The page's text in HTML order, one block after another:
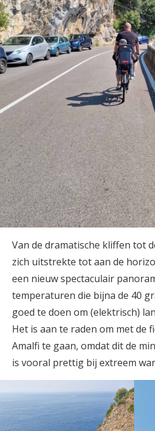
Van de dramatische kliffen tot
zich uitstrekte tot aan de
een nieuw spectaculair
temperaturen die bijna de 40
goed te doen om (elektrisch)
Het is aan te raden om met de
Amalfi te gaan, omdat dit de
is vooral prettig bij extreem